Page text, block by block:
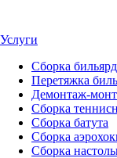
Услуги
Сборка
Перетяжка
Демонтаж-
Сборка
Сборка батута
Сборка
Сборка